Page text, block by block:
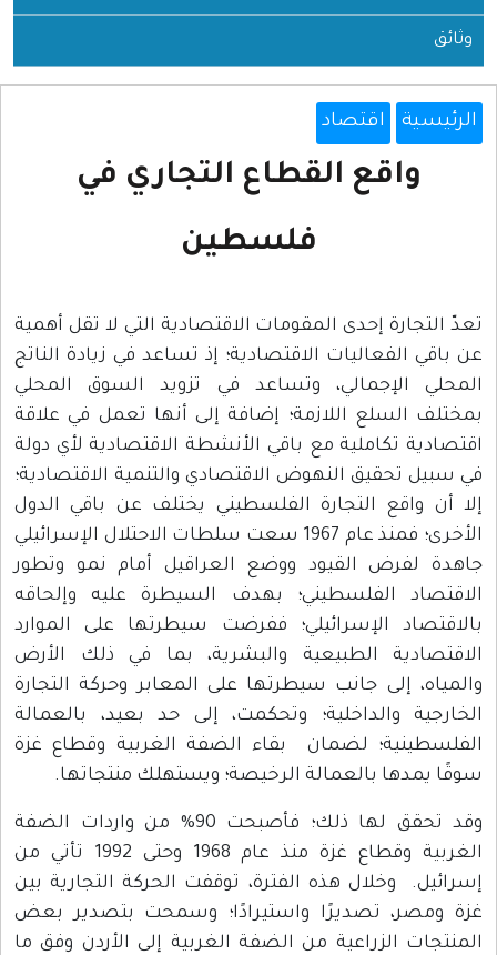
وثائق
الرئيسية اقتصاد
واقع القطاع التجاري في
فلسطين
تعدّ التجارة إحدى المقومات الاقتصادية التي لا تقل أهمية
عن باقي الفعاليات الاقتصادية؛ إذ تساعد في زيادة الناتج
المحلي الإجمالي، وتساعد في تزويد السوق المحلي
بمختلف السلع اللازمة؛ إضافة إلى أنها تعمل في علاقة
اقتصادية تكاملية مع باقي الأنشطة الاقتصادية لأي دولة
في سبيل تحقيق النهوض الاقتصادي والتنمية الاقتصادية؛
إلا أن واقع التجارة الفلسطيني يختلف عن باقي الدول
الأخرى؛ فمنذ عام 1967 سعت سلطات الاحتلال الإسرائيلي
جاهدة لفرض القيود ووضع العراقيل أمام نمو وتطور
الاقتصاد الفلسطيني؛ بهدف السيطرة عليه وإلحاقه
بالاقتصاد الإسرائيلي؛ ففرضت سيطرتها على الموارد
الاقتصادية الطبيعية والبشرية، بما في ذلك الأرض
والمياه، إلى جانب سيطرتها على المعابر وحركة التجارة
الخارجية والداخلية؛ وتحكمت، إلى حد بعيد، بالعمالة
الفلسطينية؛ لضمان بقاء الضفة الغربية وقطاع غزة
سوقًا يمدها بالعمالة الرخيصة؛ ويستهلك منتجاتها.
وقد تحقق لها ذلك؛ فأصبحت 90% من واردات الضفة
الغربية وقطاع غزة منذ عام 1968 وحتى 1992 تأتي من
إسرائيل. وخلال هذه الفترة، توقفت الحركة التجارية بين
غزة ومصر، تصديرًا واستيرادًا؛ وسمحت بتصدير بعض
المنتجات الزراعية من الضفة الغربية إلى الأردن وفق ما